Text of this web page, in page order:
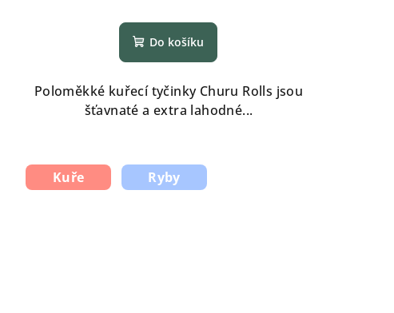
Do košíku
Poloměkké kuřecí tyčinky Churu Rolls jsou
šťavnaté a extra lahodné...
Kuře Ryby